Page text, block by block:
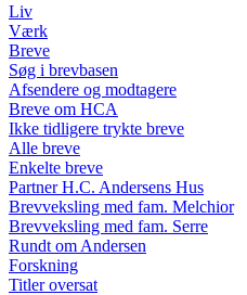
Liv
Værk
Breve
Søg i brevbasen
Afsendere og modtagere
Breve om HCA
Ikke tidligere trykte breve
Alle breve
Enkelte breve
Partner H.C. Andersens Hus
Brevveksling med fam. Melchior
Brevveksling med fam. Serre
Rundt om Andersen
Forskning
Titler oversat